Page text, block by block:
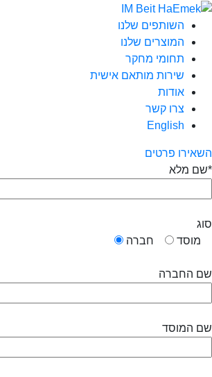
השותפים שלנו
המוצרים שלנו
תחומי מחקר
שירות מותאם אישית
אודות
צרו קשר
English
השאירו פרטים
שם מלא*
סוג
חברה
מוסד
שם החברה
שם המוסד